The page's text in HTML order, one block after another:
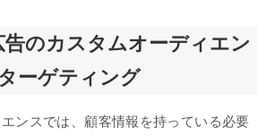
のカスタムオーディエン
ーゲティング
ンスでは、顧客情報を持っている必要